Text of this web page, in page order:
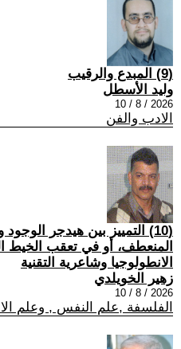
(9) المبدع والرقيب
وليد الأسطل
2026 / 8 / 10
الادب والفن
(10) التمييز بين هيدجر
المنعطف، أو في تعقب الخيط
الانطولوجيا وشاعرية التقنية
زهير الخويلدي
2026 / 8 / 10
الفلسفة ,علم النفس , وعلم